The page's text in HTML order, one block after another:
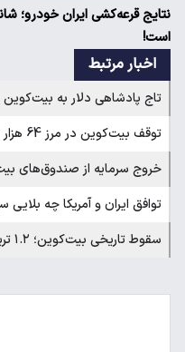
است!
اخبار مرتبط
تاج پادشاهی دلار به
توقف بیت‌کوین در مرز 64 هزار دلار
خروج سرمایه از صندوق‌های
توافق ایران و آمریکا چه
سقوط تاریخی بیت‌کوین؛ ۱.۲ تریلیون دلار از بین رفت